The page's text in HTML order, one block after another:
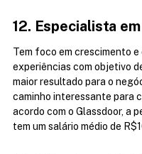
12. Especialista
Tem foco em crescimento
experiências com objetivo
maior resultado para o
caminho interessante para
acordo com o Glassdoor, a
tem um salário médio de